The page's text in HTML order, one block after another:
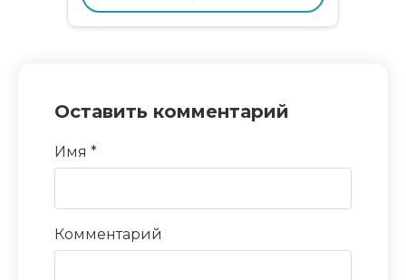
Оставить комментарий
Имя *
Комментарий